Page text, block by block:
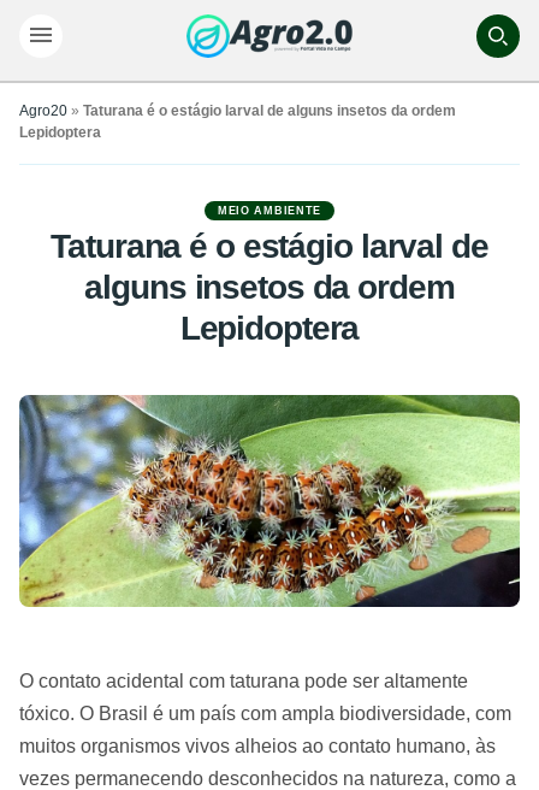
Agro20 » Taturana é o estágio larval de alguns insetos da ordem
Lepidoptera
MEIO AMBIENTE
Taturana é o estágio larval de
alguns insetos da ordem
Lepidoptera
O contato acidental com taturana pode ser altamente
tóxico. O Brasil é um país com ampla biodiversidade, com
muitos organismos vivos alheios ao contato humano, às
vezes permanecendo desconhecidos na natureza, como a